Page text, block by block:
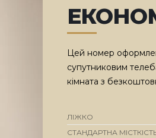
Цей номер
супутниковим
кімната з
ЛІЖКО
СТАНДАРТНА